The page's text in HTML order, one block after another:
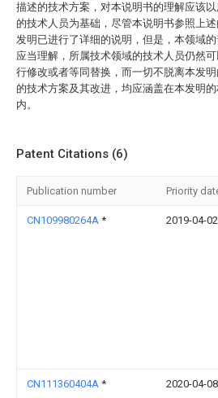
描述的技术方案，对本说明书的理解应该
的技术人员为基础，尽管本说明书参照上
发明已进行了详细的说明，但是，本领域
应当理解，所属技术领域的技术人员仍然
行修改或者等同替换，而一切不脱离本发
的技术方案及其改进，均应涵盖在本发明
内。
Patent Citations (6)
Publication number Priority
CN109980264A * 2019-04-02
CN111360404A * 2020-04-08